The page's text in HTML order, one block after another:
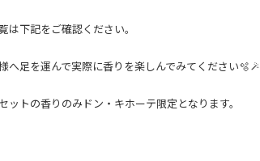
は下記をご確認ください。
へ足を運んで実際に香りを楽しんでみてください🫧🪄
トの香りのみドン・キホーテ限定となります。